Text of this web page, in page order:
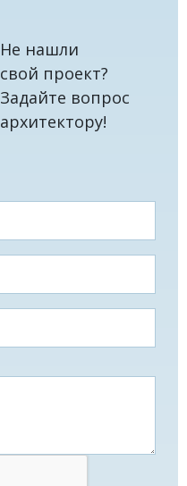
Не нашли
свой проект?
Задайте вопрос
архитектору!